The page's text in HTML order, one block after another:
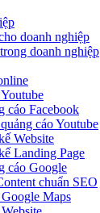
doanh nghiệp
doanh nghiệp
cáo Facebook
cáo Youtube
Website
Landing Page
cáo Google
chuẩn SEO
Maps